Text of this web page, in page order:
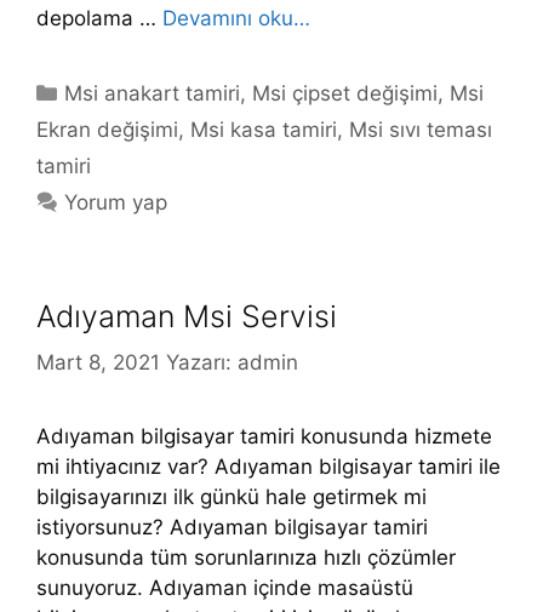
depolama … Devamını oku…
Kategoriler
Msi anakart tamiri, Msi çipset değişimi, Msi
Ekran değişimi, Msi kasa tamiri, Msi sıvı teması
tamiri
Yorum yap
Adıyaman Msi Servisi
Mart 8, 2021 Yazarı: admin
Adıyaman bilgisayar tamiri konusunda hizmete
mi ihtiyacınız var? Adıyaman bilgisayar tamiri ile
bilgisayarınızı ilk günkü hale getirmek mi
istiyorsunuz? Adıyaman bilgisayar tamiri
konusunda tüm sorunlarınıza hızlı çözümler
sunuyoruz. Adıyaman içinde masaüstü